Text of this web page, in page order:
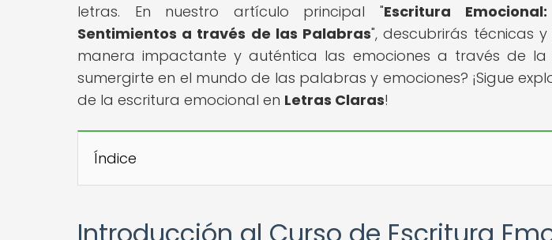
letras. En nuestro artículo principal "Escritura
Sentimientos a través de las Palabras", descubrirás técnicas
manera impactante y auténtica las emociones a través de la
sumergirte en el mundo de las palabras y emociones? ¡Sigue
de la escritura emocional en Letras Claras!
Índice